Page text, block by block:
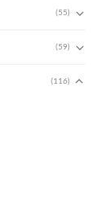
(55)
(59)
(116)